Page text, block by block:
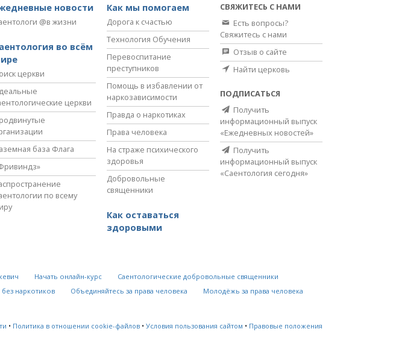
новости
@в жизни
во всём
церкви
церкви
база Флага
по всему
Как мы помогаем
Дорога к счастью
Технология Обучения
Перевоспитание
преступников
Помощь в избавлении от
наркозависимости
Правда о наркотиках
Права человека
На страже психического
здоровья
Добровольные
священники
Как оставаться
здоровыми
СВЯЖИТЕСЬ С НАМИ
Есть вопросы?
Свяжитесь с нами
Отзыв о сайте
Найти церковь
ПОДПИСАТЬСЯ
Получить
информационный выпуск
«Ежедневных новостей»
Получить
информационный выпуск
«Саентология сегодня»
Начать онлайн-курс
Саентологические добровольные священники
наркотиков Объединяйтесь за права человека
Молодёжь за права человека
• Политика в отношении cookie-файлов • Условия пользования сайтом • Правовые положения